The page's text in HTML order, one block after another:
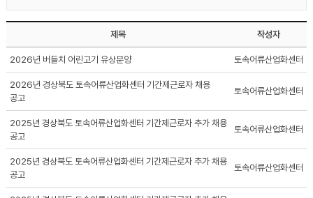
제목 작성자
2026년 버들치 어린고기 유상분양 토속어류산업화센터
2026년 경상북도 토속어류산업화센터 기간제근로자 채용
공고
토속어류산업화센터
2025년 경상북도 토속어류산업화센터 기간제근로자 추가 채용
공고
토속어류산업화센터
2025년 경상북도 토속어류산업화센터 기간제근로자 추가 채용
공고
토속어류산업화센터